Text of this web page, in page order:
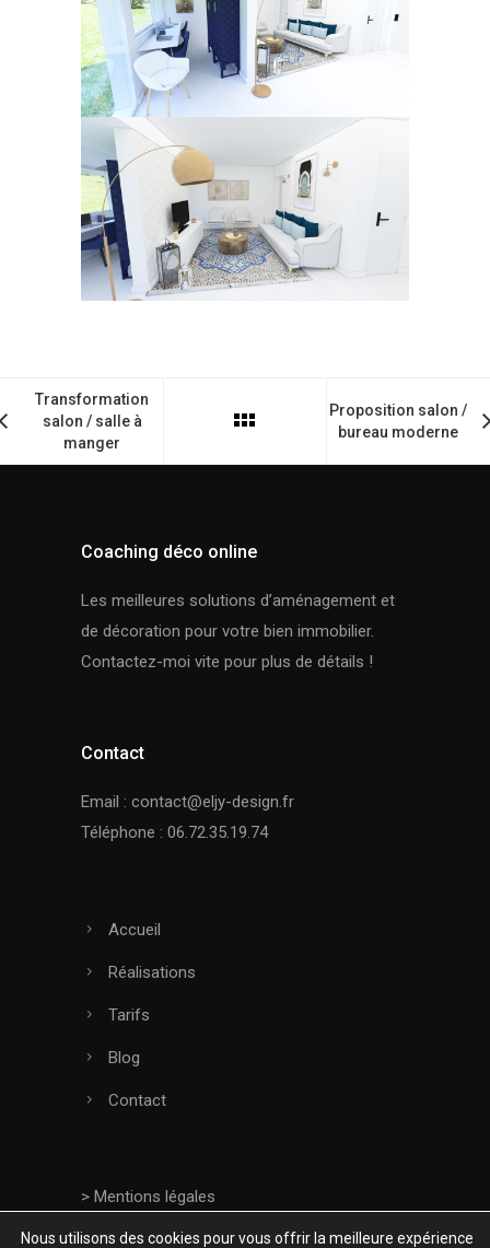
Transformation
salon / salle à
manger
Proposition salon /
bureau moderne
Coaching déco online
Les meilleures solutions d’aménagement et
de décoration pour votre bien immobilier.
Contactez-moi vite pour plus de détails !
Contact
Email : contact@eljy-design.fr
Téléphone : 06.72.35.19.74
Accueil
Réalisations
Tarifs
Blog
Contact
> Mentions légales
>
Politique de confidentialité
Nous utilisons des cookies pour vous offrir la meilleure expérience